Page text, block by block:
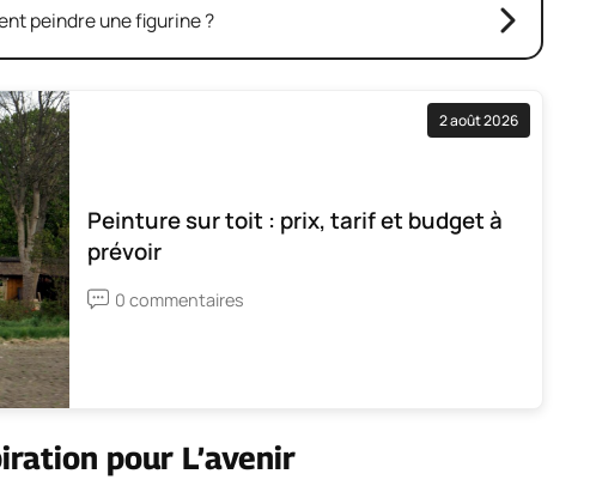
peindre une figurine ?
2 août 2026
Peinture sur toit : prix, tarif et budget à
prévoir
0 commentaires
pour L’avenir